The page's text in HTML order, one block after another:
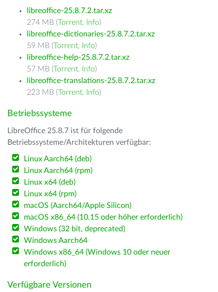
libreoffice-25.8.7.2.tar.xz
274 MB (Torrent, Info)
libreoffice-dictionaries-25.8.7.2.tar.xz
59 MB (Torrent, Info)
libreoffice-help-25.8.7.2.tar.xz
57 MB (Torrent, Info)
libreoffice-translations-25.8.7.2.tar.xz
223 MB (Torrent, Info)
Betriebssysteme
LibreOffice 25.8.7 ist für folgende
Betriebssysteme/Architekturen verfügbar:
Linux Aarch64 (deb)
Linux Aarch64 (rpm)
Linux x64 (deb)
Linux x64 (rpm)
macOS (Aarch64/Apple Silicon)
macOS x86_64 (10.15 oder höher erforderlich)
Windows (32 bit, deprecated)
Windows Aarch64
Windows x86_64 (Windows 10 oder neuer
erforderlich)
Verfügbare Versionen